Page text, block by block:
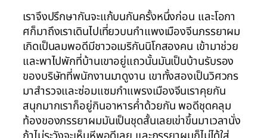
เราจึงปรึกษากันจะแก้บนกันครั้งหนึ่งก่อน และโอกา
ศก็มาถึงเราเดินไปเที่ยวบนกำแพงเมืองจีนภรรยาผม
เกิดเป็นลมพอดีมีชาวอเมริกันนิโกสองคน เข้ามาช่วย
และพาไปพักที่บ้านเขาอยู่แถวนั้นมันเป็นบ้านรับรอง
ของบริษัทที่พนักงานมาดูงาน เขาทั้งสองเป็นวิศวกร
มาสำรวจและซ่อมแซมกำแพรงเมืองจีนเราคุยกัน
สนุกมากเราก็อยู่กินอาหารค่ำด้วยกัน พอดีชุดคลุม
ท้องของภรรยาผมมันเป็นชุดสั้นเลยเข่าขึ้นมาเวลานั่ง